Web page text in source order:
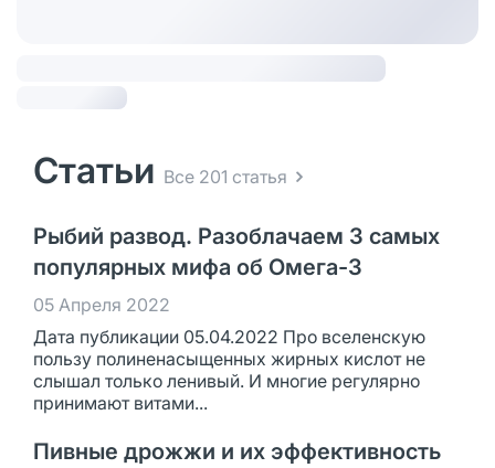
Статьи Все 201 статья
Рыбий развод. Разоблачаем 3 самых
популярных мифа об Омега-3
05 Апреля 2022
Дата публикации 05.04.2022 Про вселенскую
пользу полиненасыщенных жирных кислот не
слышал только ленивый. И многие регулярно
принимают витами...
Пивные дрожжи и их эффективность